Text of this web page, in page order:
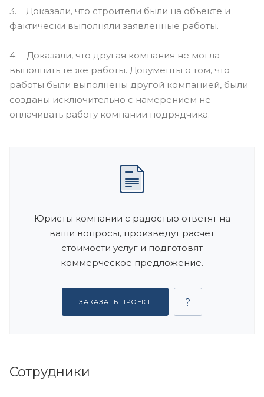
3. Доказали, что строители были на объекте и
фактически выполняли заявленные работы.
4. Доказали, что другая компания не могла
выполнить те же работы. Документы о том, что
работы были выполнены другой компанией, были
созданы исключительно с намерением не
оплачивать работу компании подрядчика.
Юристы компании с радостью ответят на
ваши вопросы, произведут расчет
стоимости услуг и подготовят
коммерческое предложение.
ЗАКАЗАТЬ ПРОЕКТ
Сотрудники